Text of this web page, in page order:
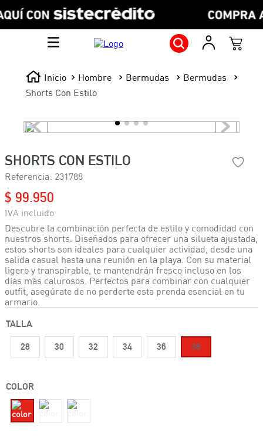
Hombre Bermudas
Bermudas
Shorts Con Estilo
SHORTS CON ESTILO
Referencia: 231788
$ 99 950
Descubre la combinación perfecta de estilo y comodidad con
nuestros shorts. Diseñados para ofrecer una silueta ajustada,
estos shorts son ideales para cualquier actividad, desde una
salida casual hasta una reunión en la playa. Con su material
ligero y transpirable, te mantendrán fresco incluso en los
días más calurosos. Perfectos para combinar con cualquier
outfit, asegúrate de no perderte esta prenda esencial en tu
armario.
TALLA
28 30 32 34 36 38
COLOR